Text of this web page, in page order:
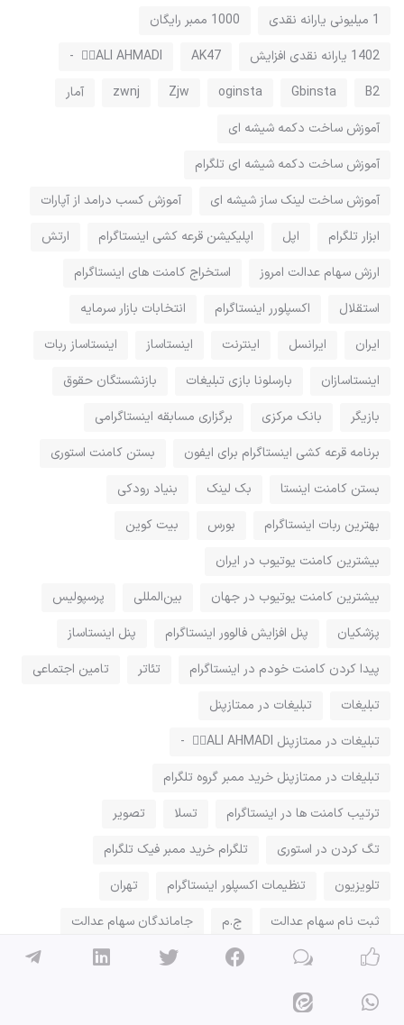
1 میلیونی یارانه نقدی
1000 ممبر رایگان
1402 یارانه نقدی افزایش
AK47
ALI AHMADI ⃝⃘ -
B2
Gbinsta
oginsta
Zjw
zwnj
آمار
آموزش ساخت دکمه شیشه ای
آموزش ساخت دکمه شیشه ای تلگرام
آموزش ساخت لینک ساز شیشه ای
آموزش کسب درامد از آپارات
ابزار تلگرام
اپل اپلیکیشن قرعه کشی اینستاگرام
ارتش
ارزش سهام عدالت امروز
استخراج کامنت های اینستاگرام
استقلال
اکسپلورر اینستاگرام
انتخابات بازار سرمایه
ایران
ایرانسل اینترنت اینستاساز
اینستاساز ربات
اینستاسازان
بارسلونا بازی تبلیغات
بازنشستگان حقوق
بازیگر
بانک مرکزی
برگزاری مسابقه اینستاگرامی
برنامه قرعه کشی اینستاگرام برای ایفون
بستن کامنت استوری
بستن کامنت اینستا
بک لینک
بنیاد رودکی
بهترین ربات اینستاگرام
بورس
بیت کوین
بیشترین کامنت یوتیوب در ایران
بیشترین کامنت یوتیوب در جهان
بین‌المللی
پرسپولیس
پزشکیان
پنل افزایش فالوور اینستاگرام
پنل اینستاساز
پيدا كردن كامنت خودم در اينستاگرام
تئاتر
تامین اجتماعی
تبلیغات
تبلیغات در ممتازپنل
تبلیغات در ممتازپنل ALI AHMADI ⃝⃘ -
تبلیغات در ممتازپنل خرید ممبر گروه تلگرام
ترتیب کامنت ها در اینستاگرام
تسلا
تصویر
تگ کردن در استوری
تلگرام خرید ممبر فیک تلگرام
تلویزیون
تنظیمات اکسپلور اینستاگرام
تهران
ثبت نام سهام عدالت
ج.م
جاماندگان سهام عدالت
جدول تیم ملی
جذب مشتری با جملات کوتاه تبلیغاتی
جشنواره
جشنواره بین المللی